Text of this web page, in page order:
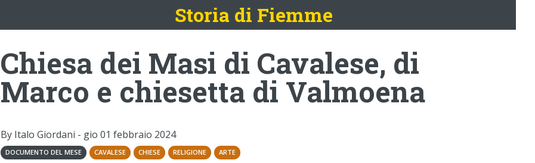
Storia di Fiemme
Chiesa dei Masi di Cavalese, di
Marco e chiesetta di Valmoena
By Italo Giordani - gio 01 febbraio 2024
DOCUMENTO DEL MESE CAVALESE CHIESE RELIGIONE ARTE